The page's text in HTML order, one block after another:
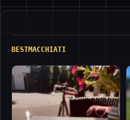
BESTMACCHIATI